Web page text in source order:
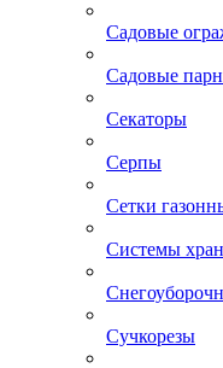
Садовые
Садовые
Секаторы
Серпы
Сетки
Системы
Сучкорезы